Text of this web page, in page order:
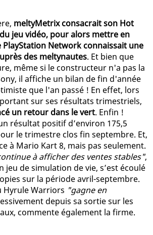
meltyMetrix consacrait son Hot
jeu vidéo, pour alors mettre en
Network connaissait une
des meltynautes. Et bien que
même si le constructeur n'a pas la
il affiche un bilan de fin d'année
que l'an passé ! En effet, lors
sur ses résultats trimestriels,
un retour dans le vert. Enfin !
résultat positif d’environ 175,5
le trimestre clos fin septembre. Et,
à Mario Kart 8, mais pas seulement.
à afficher des ventes stables",
jeu de simulation de vie, s’est écoulé
sur la période avril-septembre.
Hyrule Warriors "gagne en
depuis sa sortie sur les
commente également la firme.